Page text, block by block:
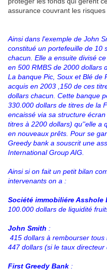
assurance couvrant les risques
Ainsi dans l'exemple de John
constitué un portefeuille de 10
chacun. Elle a ensuite divisé
en 500 RMBS de 2000 dollars
La banque Pic, Soux et Blé de
acquis en 2003 ,150 de ces
dollars chacun. Cette banque
330.000 dollars de titres de la
encaissé via sa structure
titres à 2200 dollars) qu''elle a
en nouveaux prêts. Pour se
Greedy bank a souscrit une
International Group AIG.
Ainsi si on fait un petit bilan
intervenants on a :
Société immobiliére Asshole
100.000 dollars de liquidité
John Smith :
415 dollars à rembourser
447 dollars (si le taux
First Greedy Bank :